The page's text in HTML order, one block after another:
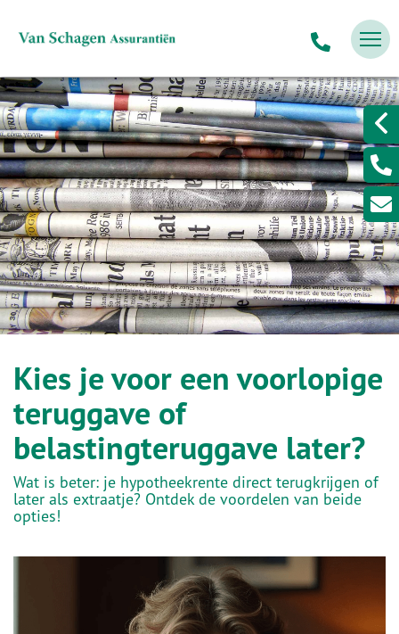
Kies je voor een voorlopige
teruggave of
belastingteruggave later?
Wat is beter: je hypotheekrente direct terugkrijgen of
later als extraatje? Ontdek de voordelen van beide
opties!